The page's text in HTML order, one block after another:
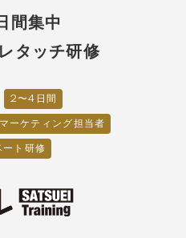
間集中
タッチ研修
2〜4日間
ーケティング担当者
ート研修